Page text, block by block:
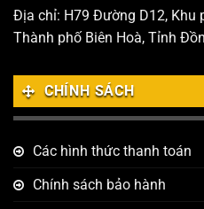
Địa chỉ: H79 Đường D12, Khu
Thành phố Biên Hoà, Tỉnh
CHÍNH SÁCH
Các hình thức thanh toán
Chính sách bảo hành